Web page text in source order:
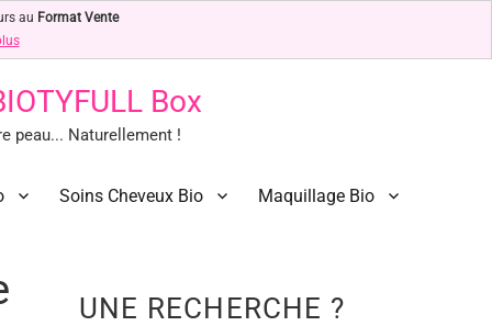
au Format Vente
Box
peau... Naturellement !
Soins Cheveux Bio Maquillage Bio
UNE RECHERCHE ?